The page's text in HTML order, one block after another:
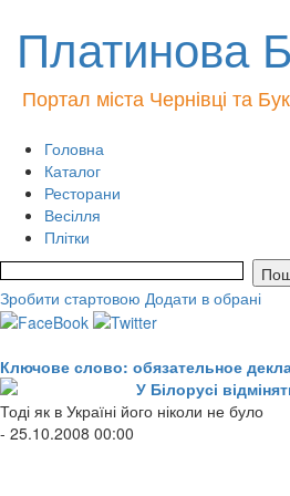
Платинова
Портал міста Чернівці та
Головна
Каталог
Ресторани
Весілля
Плітки
Зробити стартовою Додати в обрані
Ключове слово: обязательное
У Білорусі
Тоді як в Україні його ніколи не було
- 25.10.2008 00:00